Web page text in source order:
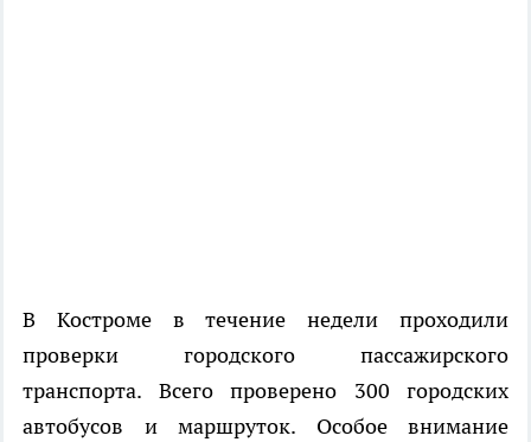
В Костроме в течение недели проходили
проверки городского пассажирского
транспорта. Всего проверено 300 городских
автобусов и маршруток. Особое внимание